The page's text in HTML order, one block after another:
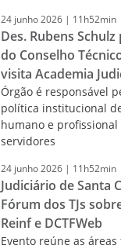
24 junho2026 | 11h52min
Des. Rubens
do Conselho
visita Academia
Órgão é responsável
política institucional
humano e
servidores
24 junho2026 | 11h52min
Judiciário de Santa
Fórum dos TJs
Reinf e DCTFWeb
Evento reúne as áreas